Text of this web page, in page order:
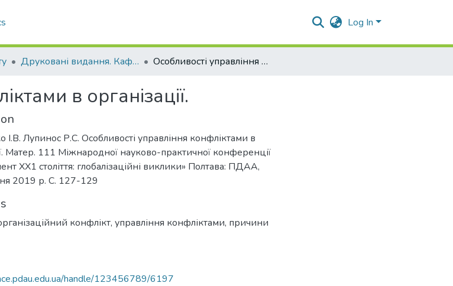
Log In
Друковані видання. Кафедра менеджменту ім. І.А. Маркіної Особливості управління конфліктами в організації.
в організації.
Лупинос Р.С. Особливості управління конфліктами в
Матер. 111 Міжнародної науково-практичної конференції
ХХ1 століття: глобалізаційні виклики» Полтава: ПДАА,
2019 р. С. 127-129
конфлікт, управління конфліктами, причини
handle/123456789/6197